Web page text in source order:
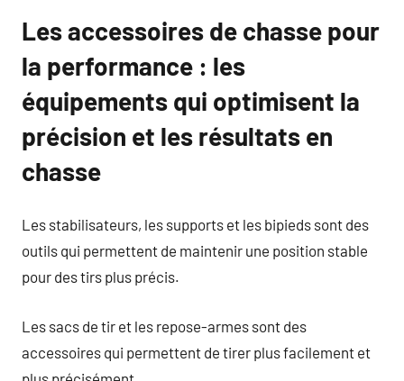
Les accessoires de chasse pour
la performance : les
équipements qui optimisent la
précision et les résultats en
chasse
Les stabilisateurs, les supports et les bipieds sont des
outils qui permettent de maintenir une position stable
pour des tirs plus précis.
Les sacs de tir et les repose-armes sont des
accessoires qui permettent de tirer plus facilement et